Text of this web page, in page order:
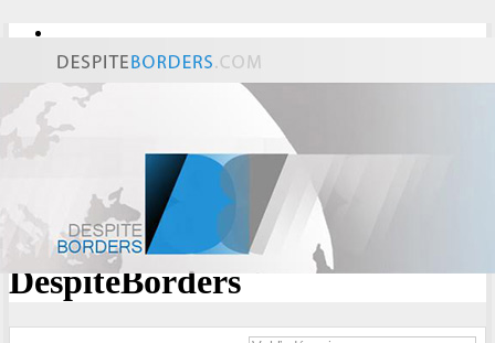
STREDNÁ EURÓPA
JUHOVÝCHODNÁ EURÓPA
VÝCHODNÁ EURÓPA
PRIDAJ ČLÁNOK
O PROJEKTE
REDAKCIA
KONTAKT
MULTILINGUAL
ČASOPIS
DespiteBorders